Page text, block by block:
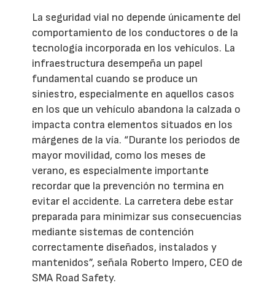
La seguridad vial no depende únicamente del
comportamiento de los conductores o de la
tecnología incorporada en los vehículos. La
infraestructura desempeña un papel
fundamental cuando se produce un
siniestro, especialmente en aquellos casos
en los que un vehículo abandona la calzada o
impacta contra elementos situados en los
márgenes de la vía. “Durante los periodos de
mayor movilidad, como los meses de
verano, es especialmente importante
recordar que la prevención no termina en
evitar el accidente. La carretera debe estar
preparada para minimizar sus consecuencias
mediante sistemas de contención
correctamente diseñados, instalados y
mantenidos”, señala Roberto Impero, CEO de
SMA Road Safety.